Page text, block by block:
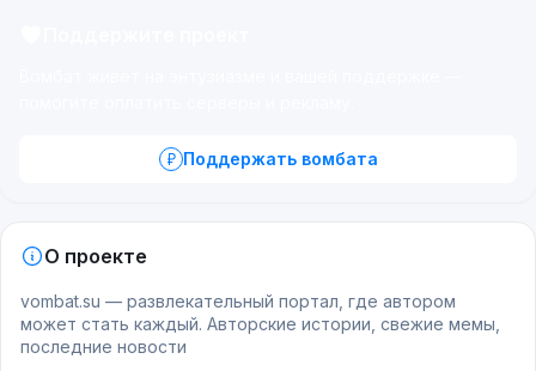
Поддержать вомбата
О проекте
vombat.su — развлекательный портал, где автором
может стать каждый. Авторские истории, свежие мемы,
последние новости